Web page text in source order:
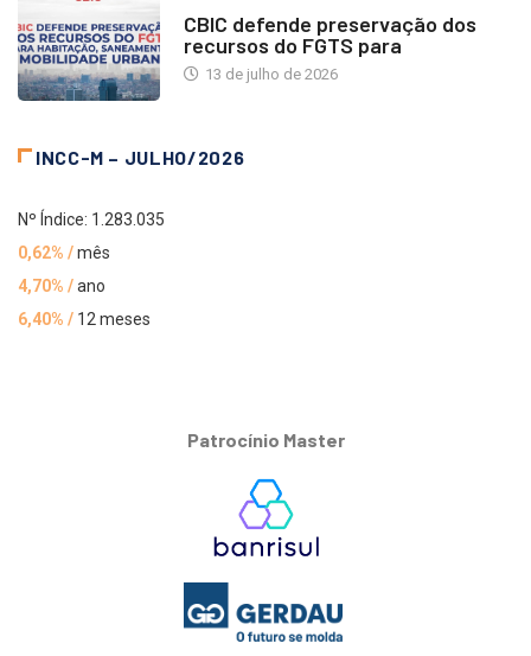
CBIC defende preservação dos
recursos do FGTS para
13 de julho de 2026
INCC-M – JULHO/2026
Nº Índice: 1.283.035
0,62% /mês
4,70% /ano
6,40% / 12 meses
Patrocínio Master